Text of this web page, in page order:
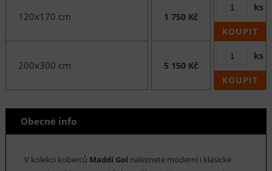
120x170 cm 1 750 Kč
ks
KOUPIT
200x300 cm 5 150 Kč
ks
KOUPIT
Obecné info
V kolekci koberců Maddi Gol naleznete moderní i klasické